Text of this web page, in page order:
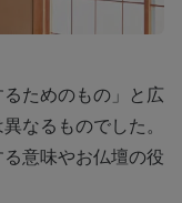
ためのもの」と広
なるものでした。
意味やお仏壇の役